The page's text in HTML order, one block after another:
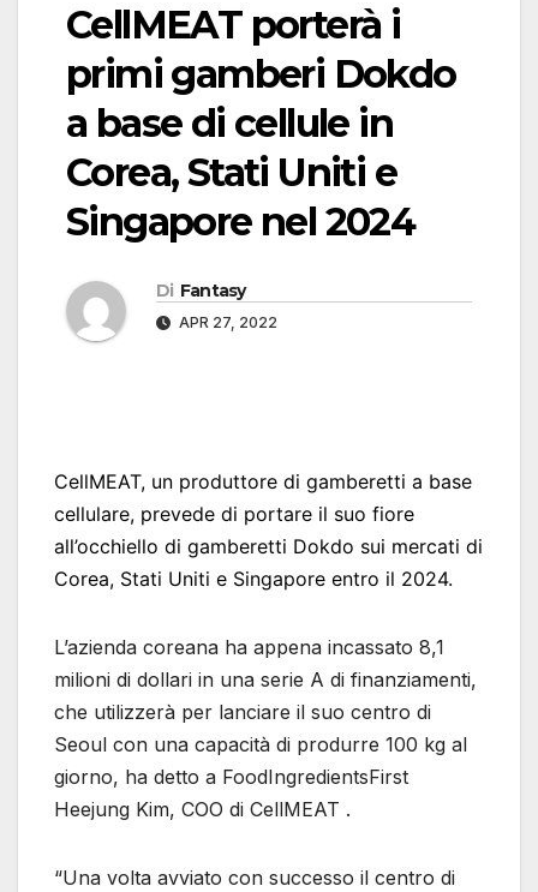
CellMEAT porterà i
primi gamberi Dokdo
a base di cellule in
Corea, Stati Uniti e
Singapore nel 2024
Di Fantasy
APR 27, 2022
CellMEAT, un produttore di gamberetti a base
cellulare, prevede di portare il suo fiore
all’occhiello di gamberetti Dokdo sui mercati di
Corea, Stati Uniti e Singapore entro il 2024.
L’azienda coreana ha appena incassato 8,1
milioni di dollari in una serie A di finanziamenti,
che utilizzerà per lanciare il suo centro di
Seoul con una capacità di produrre 100 kg al
giorno, ha detto a FoodIngredientsFirst
Heejung Kim, COO di CellMEAT .
“Una volta avviato con successo il centro di